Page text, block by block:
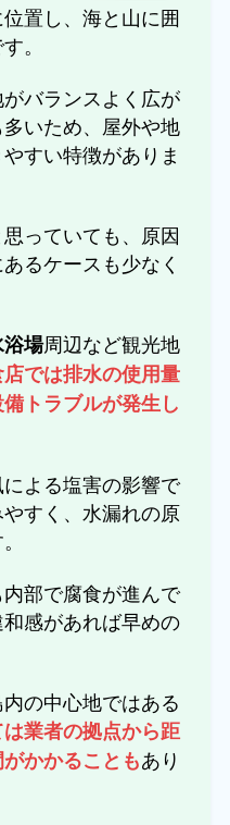
置し、海と山に囲
。
バランスよく広が
いため、屋外や地
すい特徴がありま
っていても、原因
るケースも少なく
場周辺など観光地
では排水の使用量
トラブルが発生し
よる塩害の影響で
すく、水漏れの原
部で腐食が進んで
感があれば早めの
の中心地ではある
業者の拠点から距
かかることもあり